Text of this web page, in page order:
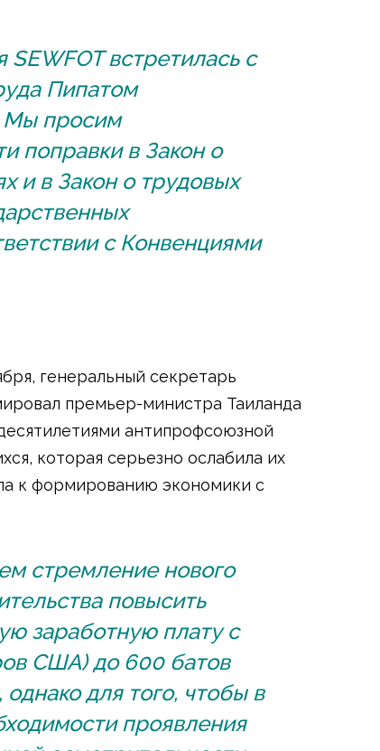
SEWFOT встретилась с
Пипатом
Мы просим
поправки в Закон о
и в Закон о трудовых
с Конвенциями
генеральный секретарь
премьер-министра Таиланда
антипрофсоюзной
которая серьезно ослабила их
к формированию экономики с
стремление нового
повысить
заработную плату с
США) до 600 батов
для того, чтобы в
проявления